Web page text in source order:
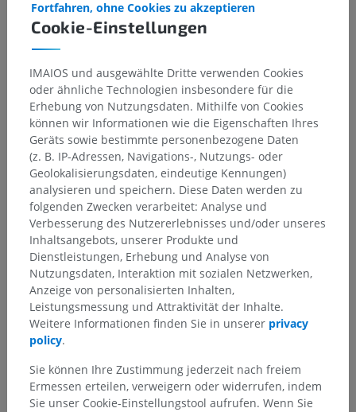
Cookie-Einstellungen
Fortfahren, ohne Cookies zu akzeptieren
IMAIOS und ausgewählte Dritte verwenden Cookies
oder ähnliche Technologien insbesondere für die
Erhebung von Nutzungsdaten. Mithilfe von Cookies
können wir Informationen wie die Eigenschaften Ihres
Geräts sowie bestimmte personenbezogene Daten
(z. B. IP-Adressen, Navigations-, Nutzungs- oder
Geolokalisierungsdaten, eindeutige Kennungen)
analysieren und speichern. Diese Daten werden zu
folgenden Zwecken verarbeitet: Analyse und
Verbesserung des Nutzererlebnisses und/oder unseres
Inhaltsangebots, unserer Produkte und
Dienstleistungen, Erhebung und Analyse von
Nutzungsdaten, Interaktion mit sozialen Netzwerken,
Anzeige von personalisierten Inhalten,
Leistungsmessung und Attraktivität der Inhalte.
Weitere Informationen finden Sie in unserer privacy
policy.
Sie können Ihre Zustimmung jederzeit nach freiem
Ermessen erteilen, verweigern oder widerrufen, indem
Sie unser Cookie-Einstellungstool aufrufen. Wenn Sie